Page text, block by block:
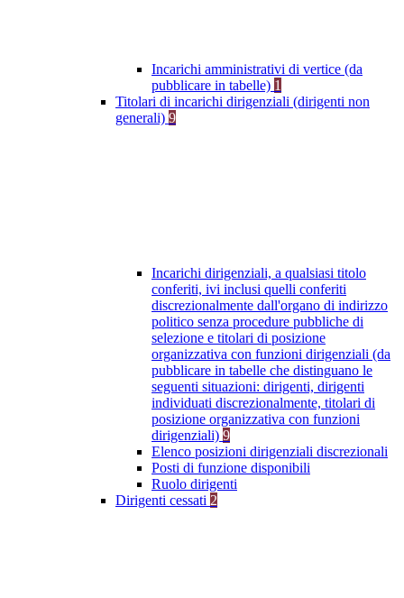
Incarichi amministrativi di vertice (da
pubblicare in tabelle) 1
Titolari di incarichi dirigenziali (dirigenti non
generali) 9
Incarichi dirigenziali, a qualsiasi titolo
conferiti, ivi inclusi quelli conferiti
discrezionalmente dall'organo di indirizzo
politico senza procedure pubbliche di
selezione e titolari di posizione
organizzativa con funzioni dirigenziali (da
pubblicare in tabelle che distinguano le
seguenti situazioni: dirigenti, dirigenti
individuati discrezionalmente, titolari di
posizione organizzativa con funzioni
dirigenziali) 9
Elenco posizioni dirigenziali discrezionali
Posti di funzione disponibili
Ruolo dirigenti
Dirigenti cessati 2